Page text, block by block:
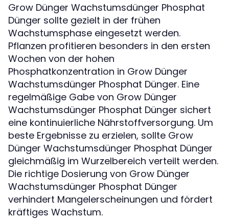
Grow Dünger Wachstumsdünger Phosphat
Dünger sollte gezielt in der frühen
Wachstumsphase eingesetzt werden.
Pflanzen profitieren besonders in den ersten
Wochen von der hohen
Phosphatkonzentration in Grow Dünger
Wachstumsdünger Phosphat Dünger. Eine
regelmäßige Gabe von Grow Dünger
Wachstumsdünger Phosphat Dünger sichert
eine kontinuierliche Nährstoffversorgung. Um
beste Ergebnisse zu erzielen, sollte Grow
Dünger Wachstumsdünger Phosphat Dünger
gleichmäßig im Wurzelbereich verteilt werden.
Die richtige Dosierung von Grow Dünger
Wachstumsdünger Phosphat Dünger
verhindert Mangelerscheinungen und fördert
kräftiges Wachstum.